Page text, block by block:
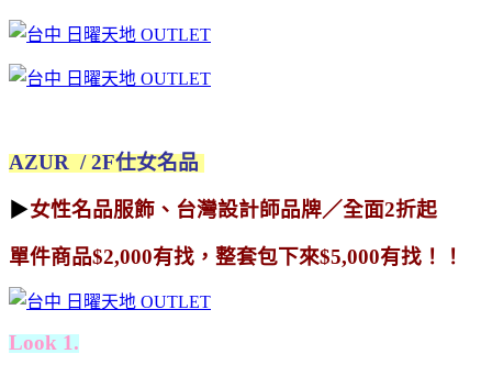
AZUR / 2F仕女名品
▶女性名品服飾、台灣設計師品牌／全面2折起
單件商品$2,000有找，整套包下來$5,000有找！！
Look 1.